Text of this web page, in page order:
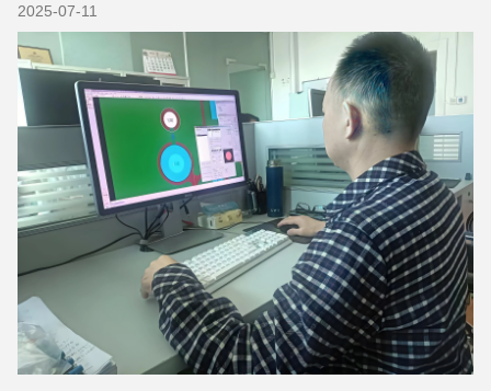
2025-07-11